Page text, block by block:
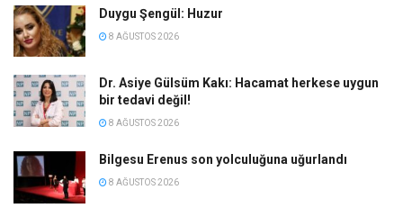
Duygu Şengül: Huzur
8 AĞUSTOS 2026
Dr. Asiye Gülsüm Kakı: Hacamat herkese uygun
bir tedavi değil!
8 AĞUSTOS 2026
Bilgesu Erenus son yolculuğuna uğurlandı
8 AĞUSTOS 2026